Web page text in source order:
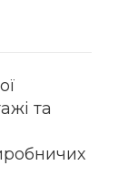
та